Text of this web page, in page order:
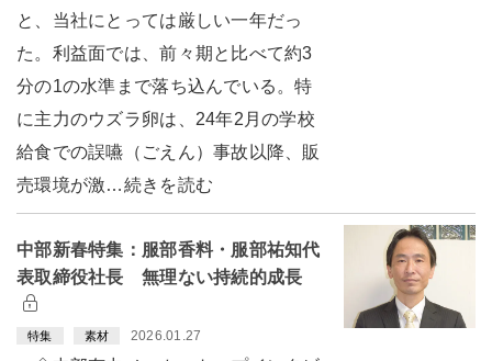
と、当社にとっては厳しい一年だっ
た。利益面では、前々期と比べて約3
分の1の水準まで落ち込んでいる。特
に主力のウズラ卵は、24年2月の学校
給食での誤嚥（ごえん）事故以降、販
売環境が激…続きを読む
中部新春特集：服部香料・服部祐知代
表取締役社長 無理ない持続的成長
特集 素材 2026.01.27